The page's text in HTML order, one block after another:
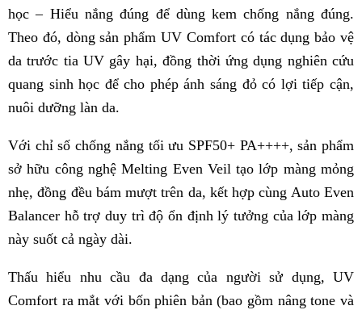
học – Hiểu nắng đúng để dùng kem chống nắng đúng.
Theo đó, dòng sản phẩm UV Comfort có tác dụng bảo vệ
da trước tia UV gây hại, đồng thời ứng dụng nghiên cứu
quang sinh học để cho phép ánh sáng đỏ có lợi tiếp cận,
nuôi dưỡng làn da.
Với chỉ số chống nắng tối ưu SPF50+ PA++++, sản phẩm
sở hữu công nghệ Melting Even Veil tạo lớp màng mỏng
nhẹ, đồng đều bám mượt trên da, kết hợp cùng Auto Even
Balancer hỗ trợ duy trì độ ổn định lý tưởng của lớp màng
này suốt cả ngày dài.
Thấu hiểu nhu cầu đa dạng của người sử dụng, UV
Comfort ra mắt với bốn phiên bản (bao gồm nâng tone và